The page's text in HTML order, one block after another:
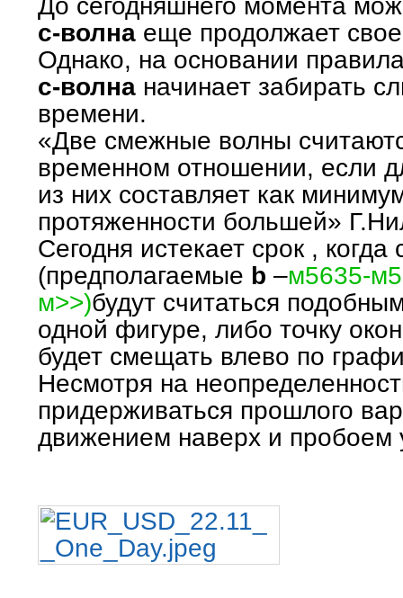
До сегодняшнего момента
с-волна еще продолжает
Однако, на основании
с-волна начинает забирать
времени.
«Две смежные волны
временном отношении, если
из них составляет как
протяженности большей»
Сегодня истекает срок ,
(предполагаемые b –м5635-
м>>)будут считаться
одной фигуре, либо точку
будет смещать влево по
Несмотря на
придерживаться прошлого
движением наверх и пробоем